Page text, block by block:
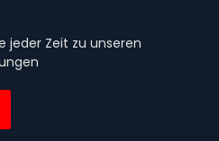
jeder Zeit zu unseren